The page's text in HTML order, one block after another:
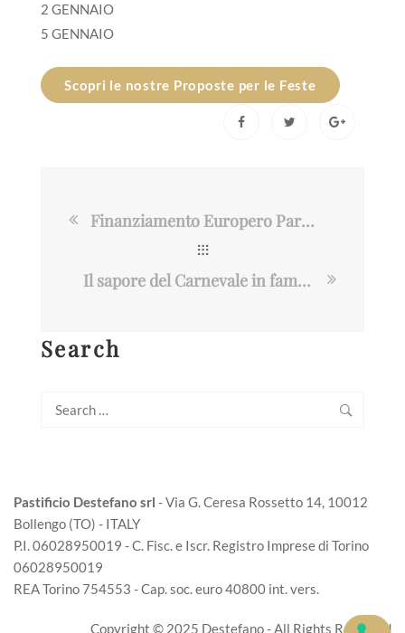
2 GENNAIO
5 GENNAIO
Scopri le nostre Proposte per le Feste
Finanziamento Europero Parco Agrisolare
Il sapore del Carnevale in famiglia: tornano le Bugie al Pastificio Destefano
Search
Search
Pastificio Destefano srl - Via G. Ceresa Rossetto 14, 10012
Bollengo (TO) - ITALY
P.I. 06028950019 - C. Fisc. e Iscr. Registro Imprese di Torino
06028950019
REA Torino 754553 - Cap. soc. euro 40800 int. vers.
Copyright © 2025 Destefano - All Rights Reserved